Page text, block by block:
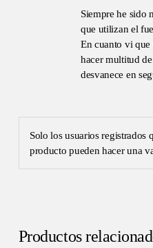
No hay
Siempre he sido
que utilizan el
En cuanto vi que
hacer multitud
desvanece en
Solo los usuarios registrados
producto pueden hacer una
Productos